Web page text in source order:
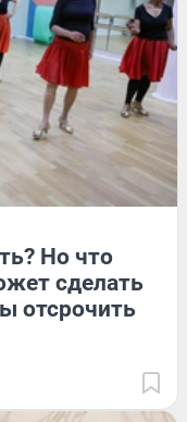
Но что
сделать
отсрочить